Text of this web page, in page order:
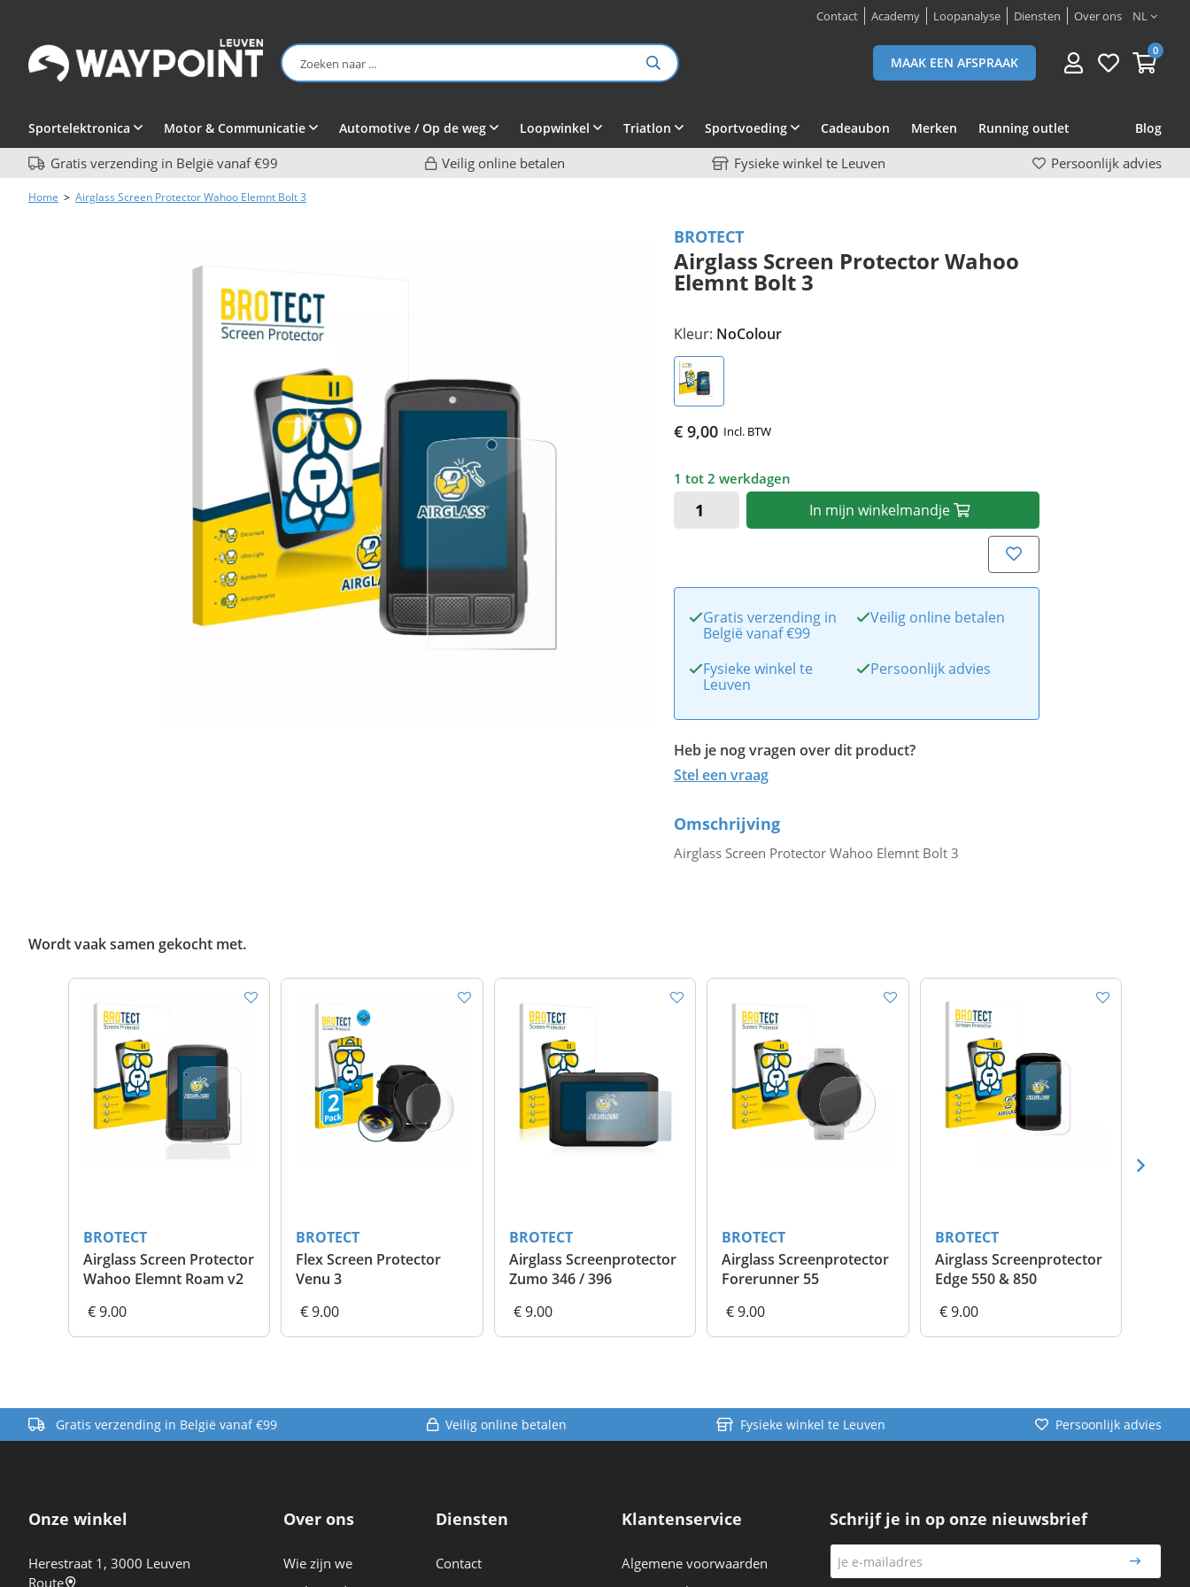
Contact Academy Loopanalyse Diensten Over ons NL
MAAK EEN AFSPRAAK
0
Sportelektronica Motor & Communicatie Automotive / Op de weg Loopwinkel Triatlon Sportvoeding Cadeaubon Merken Running outlet Blog
Gratis verzending in België vanaf €99 Veilig online betalen Fysieke winkel te Leuven Persoonlijk advies
Home > Airglass Screen Protector Wahoo Elemnt Bolt 3
BROTECT
Airglass Screen Protector Wahoo
Elemnt Bolt 3
Kleur: NoColour
€ 9,00 Incl. BTW
1 tot 2 werkdagen
In mijn winkelmandje
Gratis verzending in
België vanaf €99
Veilig online betalen
Fysieke winkel te
Leuven
Persoonlijk advies
Heb je nog vragen over dit product?
Stel een vraag
Omschrijving
Airglass Screen Protector Wahoo Elemnt Bolt 3
Wordt vaak samen gekocht met.
BROTECT
Airglass Screen Protector
Wahoo Elemnt Roam v2
€ 9.00
BROTECT
Flex Screen Protector
Venu 3
€ 9.00
BROTECT
Airglass Screenprotector
Zumo 346 / 396
€ 9.00
BROTECT
Airglass Screenprotector
Forerunner 55
€ 9.00
BROTECT
Airglass Screenprotector
Edge 550 & 850
€ 9.00
Gratis verzending in België vanaf €99 Veilig online betalen Fysieke winkel te Leuven Persoonlijk advies
Onze winkel
Herestraat 1, 3000 Leuven
Route
Over ons
Wie zijn we
Diensten
Contact
Klantenservice
Algemene voorwaarden
Schrijf je in op onze nieuwsbrief